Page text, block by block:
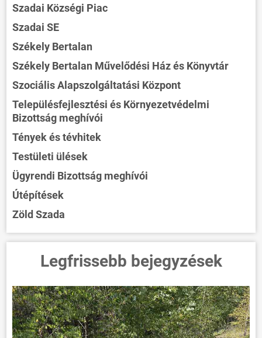
Szadai Községi Piac
Szadai SE
Székely Bertalan
Székely Bertalan Művelődési Ház és Könyvtár
Szociális Alapszolgáltatási Központ
Településfejlesztési és Környezetvédelmi
Bizottság meghívói
Tények és tévhitek
Testületi ülések
Ügyrendi Bizottság meghívói
Útépítések
Zöld Szada
Legfrissebb bejegyzések